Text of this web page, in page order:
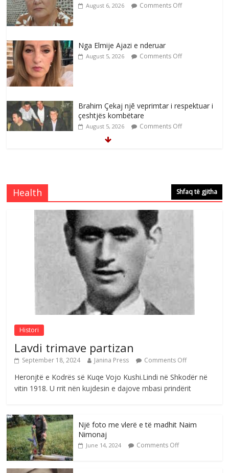
August 6, 2026 Comments Off
Nga Elmije Ajazi e nderuar
August 5, 2026 Comments Off
Brahim Çekaj njē veprimtar i respektuar i
çeshtjës kombëtare
August 5, 2026 Comments Off
e invalidëve në Fushë Kosovë
Comments Off
Çlirimtari Agron Gërvalla me takime pune
në atdhe të shoqerisë Levizja
August 3, 2026 Comments Off
Postim me vlera nga artistja e mirëfilltë
Mimoza Gjoni
August 6, 2026 Comments Off
Health Shfaq të gjitha
Histori
Lavdi trimave partizan
September 18, 2024 Janina Press Comments Off
Heronjtë e Kodrës së Kuqe Vojo Kushi.Lindi në Shkodër në
vitin 1918. U rrit nën kujdesin e dajove mbasi prindërit
Një foto me vlerë e të madhit Naim
Nimonaj
June 14, 2024 Comments Off